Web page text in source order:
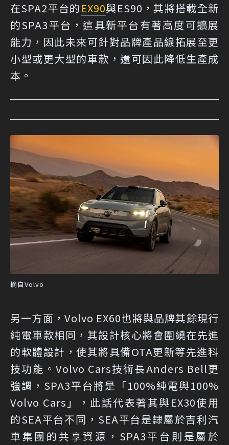
在SPA2平台的EX90與ES90，其將搭載全新
的SPA3平台，這具新平台有著高度可擴展
能力，因此未來可針對品牌產品線拓展至更
小型或更大型的車款，還可因此降低生產成
本。
摘自Volvo
另一方面，Volvo EX60也將與品牌其餘現行
純電車款相同，其設計核心將會圍繞在先進
的軟體設計，使其將具備OTA更新等先進科
技功能。Volvo Cars技術長Anders Bell更
強調，SPA3平台將是「100%純電與100%
Volvo Cars」，此話代表著其與EX30使用
的SEA平台不同，SEA平台是隸屬於吉利汽
車集團的共享資源，SPA3平台則是屬於